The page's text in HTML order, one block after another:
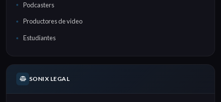
Podcasters
Productores de video
Estudiantes
SONIX LEGAL